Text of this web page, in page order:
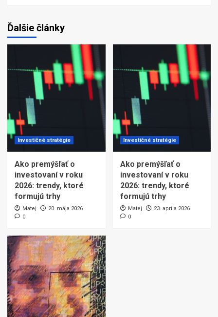
Ďalšie články
Investičné stratégie
Ako premýšľať o
investovaní v roku
2026: trendy, ktoré
formujú trhy
Matej
20. mája 2026
0
Investičné stratégie
Ako premýšľať o
investovaní v roku
2026: trendy, ktoré
formujú trhy
Matej
23. apríla 2026
0